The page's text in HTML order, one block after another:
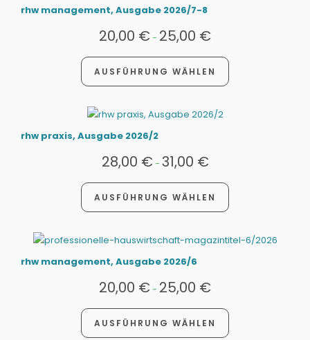
rhw management, Ausgabe 2026/7-8
20,00 €- 25,00 €
AUSFÜHRUNG WÄHLEN
rhw praxis, Ausgabe 2026/2
28,00 €- 31,00 €
AUSFÜHRUNG WÄHLEN
rhw management, Ausgabe 2026/6
20,00 €- 25,00 €
AUSFÜHRUNG WÄHLEN